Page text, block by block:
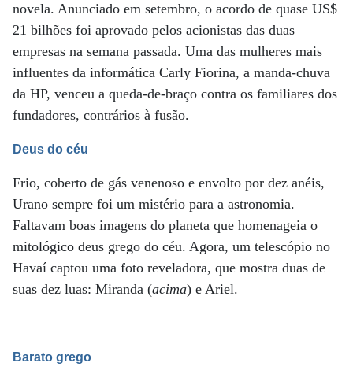
novela. Anunciado em setembro, o acordo de quase US$
21 bilhões foi aprovado pelos acionistas das duas
empresas na semana passada. Uma das mulheres mais
influentes da informática Carly Fiorina, a manda-chuva
da HP, venceu a queda-de-braço contra os familiares dos
fundadores, contrários à fusão.
Deus do céu
Frio, coberto de gás venenoso e envolto por dez anéis,
Urano sempre foi um mistério para a astronomia.
Faltavam boas imagens do planeta que homenageia o
mitológico deus grego do céu. Agora, um telescópio no
Havaí captou uma foto reveladora, que mostra duas de
suas dez luas: Miranda (acima) e Ariel.
Barato grego